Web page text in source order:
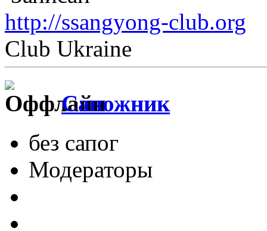
http://ssangyong-club.org
Club Ukraine
Сапожник
без сапог
Модераторы